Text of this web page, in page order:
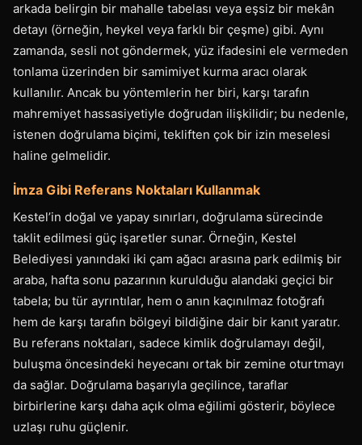
arkada belirgin bir mahalle tabelası veya eşsiz bir mekân
detayı (örneğin, heykel veya farklı bir çeşme) gibi. Aynı
zamanda, sesli not göndermek, yüz ifadesini ele vermeden
tonlama üzerinden bir samimiyet kurma aracı olarak
kullanılır. Ancak bu yöntemlerin her biri, karşı tarafın
mahremiyet hassasiyetiyle doğrudan ilişkilidir; bu nedenle,
istenen doğrulama biçimi, tekliften çok bir izin meselesi
haline gelmelidir.
İmza Gibi Referans Noktaları Kullanmak
Kestel’in doğal ve yapay sınırları, doğrulama sürecinde
taklit edilmesi güç işaretler sunar. Örneğin, Kestel
Belediyesi yanındaki iki çam ağacı arasına park edilmiş bir
araba, hafta sonu pazarının kurulduğu alandaki geçici bir
tabela; bu tür ayrıntılar, hem o anın kaçınılmaz fotoğrafı
hem de karşı tarafın bölgeyi bildiğine dair bir kanıt yaratır.
Bu referans noktaları, sadece kimlik doğrulamayı değil,
buluşma öncesindeki heyecanı ortak bir zemine oturtmayı
da sağlar. Doğrulama başarıyla geçilince, taraflar
birbirlerine karşı daha açık olma eğilimi gösterir, böylece
uzlaşı ruhu güçlenir.